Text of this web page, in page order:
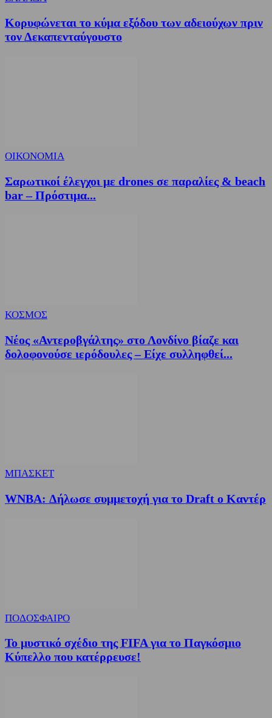
Κορυφώνεται το κύμα εξόδου των αδειούχων πριν
τον Δεκαπενταύγουστο
ΟΙΚΟΝΟΜΙΑ
Σαρωτικοί έλεγχοι με drones σε παραλίες & beach
bar – Πρόστιμα...
ΚΟΣΜΟΣ
Νέος «Αντεροβγάλτης» στο Λονδίνο βίαζε και
δολοφονούσε ιερόδουλες – Είχε συλληφθεί...
ΜΠΑΣΚΕΤ
WNBA: Δήλωσε συμμετοχή για το Draft ο Καντέρ
ΠΟΔΟΣΦΑΙΡΟ
Το μυστικό σχέδιο της FIFA για το Παγκόσμιο
Κύπελλο που κατέρρευσε!